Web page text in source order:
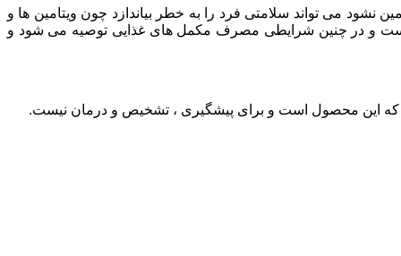
می تواند سلامتی فرد را به خطر بیاندازد چون ویتامین ها و
است و در چنین شرایطی مصرف مکمل های غذایی توصیه می شود و
که این محصول است و برای پیشگیری ، تشخیص و درمان نیست.